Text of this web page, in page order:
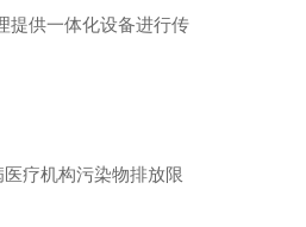
提供一体化设备进行传
疗机构污染物排放限